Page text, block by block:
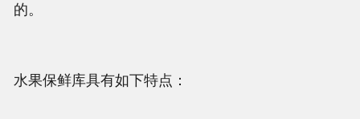
的。
水果保鲜库具有如下特点：